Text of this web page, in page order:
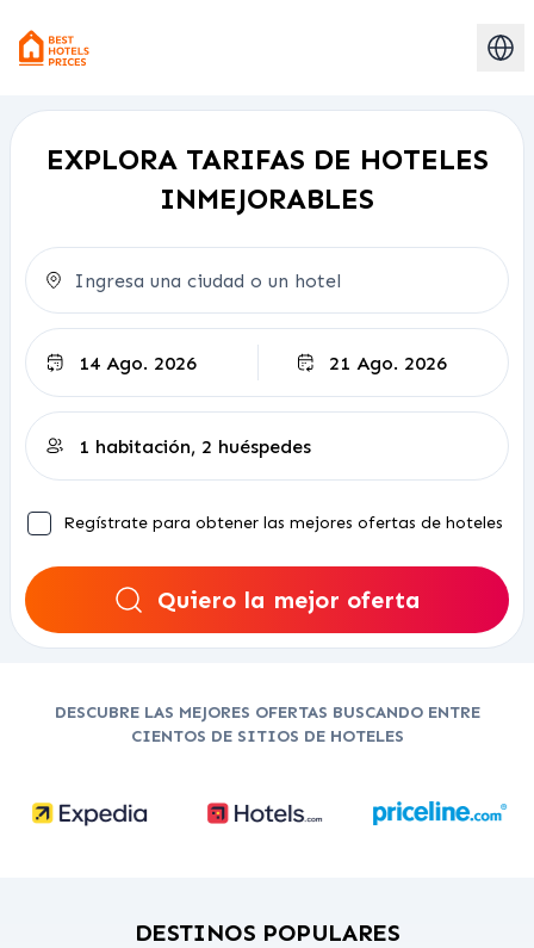
EXPLORA TARIFAS DE HOTELES
INMEJORABLES
Regístrate para obtener las mejores ofertas de hoteles
Quiero la mejor oferta
DESCUBRE LAS MEJORES OFERTAS BUSCANDO ENTRE
CIENTOS DE SITIOS DE HOTELES
DESTINOS POPULARES